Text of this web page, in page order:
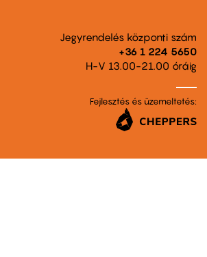
Jegyrendelés központi szám
+36 1 224 5650
H-V 13.00-21.00 óráig
Fejlesztés és üzemeltetés: